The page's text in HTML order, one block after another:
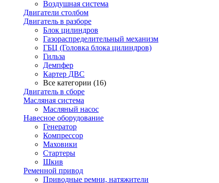
Воздушная система
Двигатели столбом
Двигатель в разборе
Блок цилиндров
Газораспределительный механизм
ГБЦ (Головка блока цилиндров)
Гильза
Демпфер
Картер ДВС
Все категории (16)
Двигатель в сборе
Масляная система
Масляный насос
Навесное оборудование
Генератор
Компрессор
Маховики
Стартеры
Шкив
Ременной привод
Приводные ремни, натяжители